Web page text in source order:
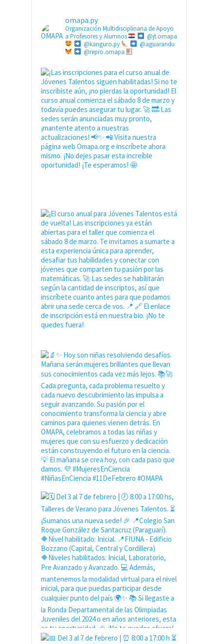
omapa.py
Organización Multidisciplinaria de Apoyo
a Profesores y Alumnos
@jt.omapa
@kanguro.py
@aguarandu
@repro.omapa